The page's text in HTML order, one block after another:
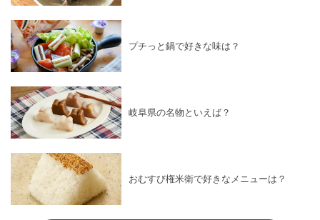
プチっと鍋で好きな味は？
岐阜県の名物といえば？
おむすび権米衛で好きなメニューは？